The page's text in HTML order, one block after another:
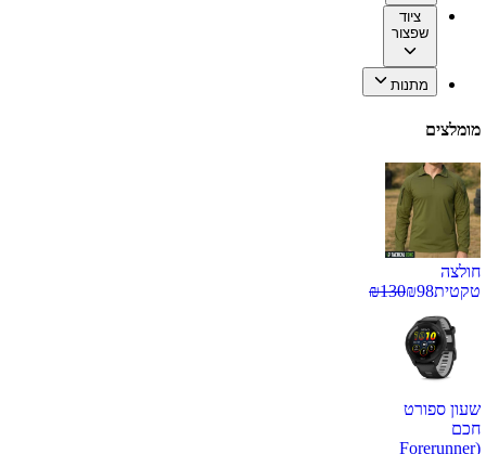
ציוד
שפצור
מתנות
מומלצים
חולצה
טקטית
₪98
₪130
שעון ספורט
חכם
(Forerunner